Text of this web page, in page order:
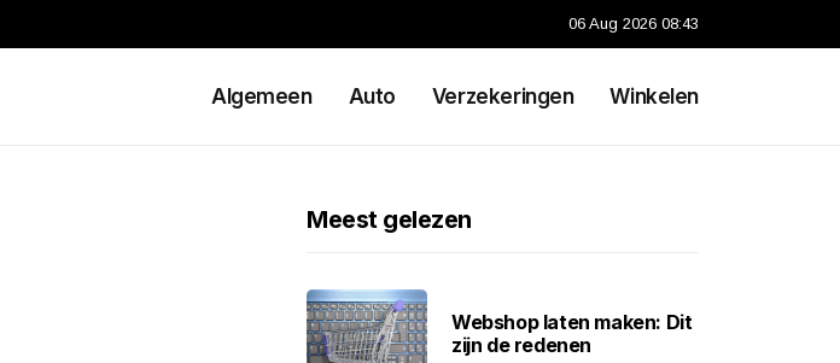
06 Aug 2026 08:43
Algemeen Auto Verzekeringen Winkelen
Meest gelezen
Webshop laten maken: Dit
zijn de redenen